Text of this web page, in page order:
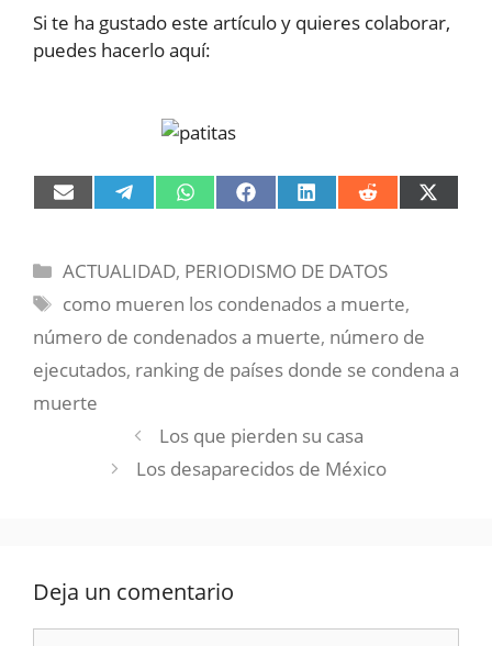
Si te ha gustado este artículo y quieres colaborar,
puedes hacerlo aquí:
Compartir
en
Compartir
en
Compartir
en
Compartir
en
Compartir
en
Compartir
en en
Categorías
ACTUALIDAD, PERIODISMO DE DATOS
Etiquetas
como mueren los condenados a muerte,
número de condenados a muerte, número de
ejecutados, ranking de países donde se condena a
muerte
Los que pierden su casa
Los desaparecidos de México
Deja un comentario